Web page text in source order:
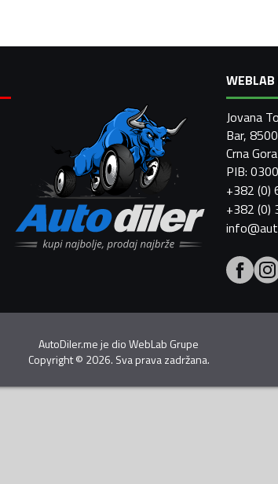
WEBLAB
Jovana
Bar,
Crna Gora
PIB:
+382 (0)
+382 (0)
AutoDiler.me je dioWebLab Grupe
Copyright© 2026. Sva prava zadržana.